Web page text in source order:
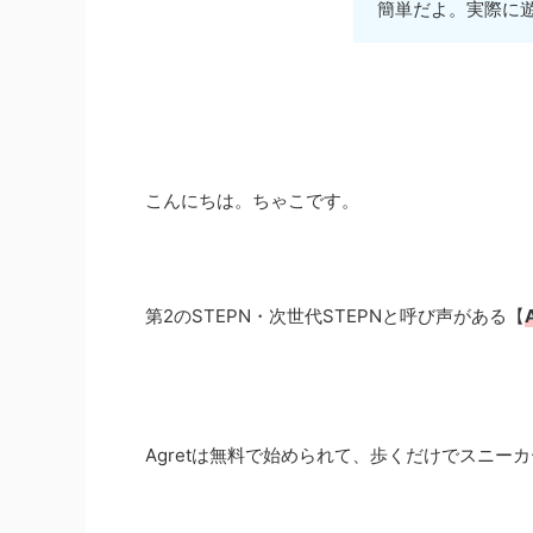
簡単だよ。実際に
こんにちは。ちゃこです。
第2のSTEPN・次世代STEPNと呼び声がある【
Agretは無料で始められて、歩くだけでスニー